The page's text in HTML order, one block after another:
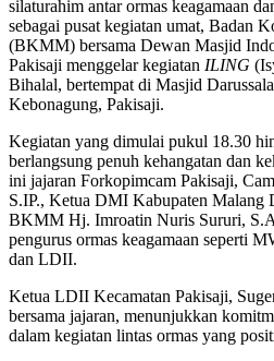
silaturahim antar ormas keagamaan
sebagai pusat kegiatan umat, Badan
(BKMM) bersama Dewan Masjid
Pakisaji menggelar kegiatan ILING
Bihalal, bertempat di Masjid
Kebonagung, Pakisaji.
Kegiatan yang dimulai pukul 18.30
berlangsung penuh kehangatan dan
ini jajaran Forkopimcam Pakisaji,
S.IP., Ketua DMI Kabupaten Malang
BKMM Hj. Imroatin Nuris Sururi,
pengurus ormas keagamaan seperti
dan LDII.
Ketua LDII Kecamatan Pakisaji,
bersama jajaran, menunjukkan
dalam kegiatan lintas ormas yang